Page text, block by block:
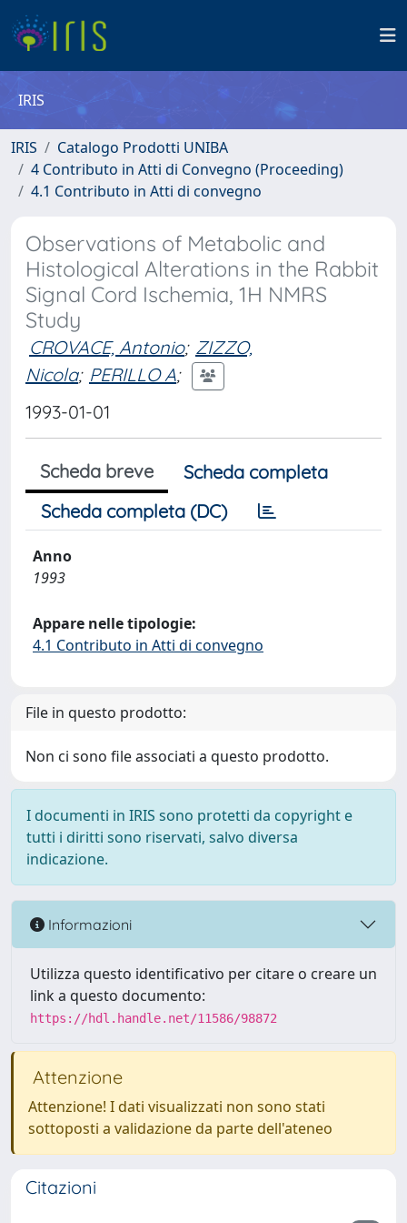
IRIS
IRIS
Catalogo Prodotti UNIBA
4 Contributo in Atti di Convegno (Proceeding)
4.1 Contributo in Atti di convegno
Observations of Metabolic and
Histological Alterations in the Rabbit
Signal Cord Ischemia, 1H NMRS
Study
CROVACE, Antonio; ZIZZO,
Nicola; PERILLO A;
1993-01-01
Scheda breve
Scheda completa
Scheda completa (DC)
Anno
1993
Appare nelle tipologie:
4.1 Contributo in Atti di convegno
File in questo prodotto:
Non ci sono file associati a questo prodotto.
I documenti in IRIS sono protetti da copyright e
tutti i diritti sono riservati, salvo diversa
indicazione.
Informazioni
Utilizza questo identificativo per citare o creare un
link a questo documento:
https://hdl.handle.net/11586/98872
Attenzione
Attenzione! I dati visualizzati non sono stati
sottoposti a validazione da parte dell'ateneo
Citazioni